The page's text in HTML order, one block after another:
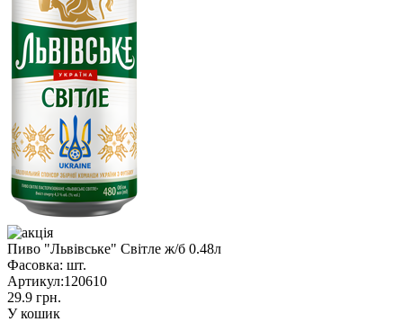
Пиво "Львівське" Світле ж/б 0.48л
Фасовка: шт.
Артикул:120610
29.9 грн.
У кошик